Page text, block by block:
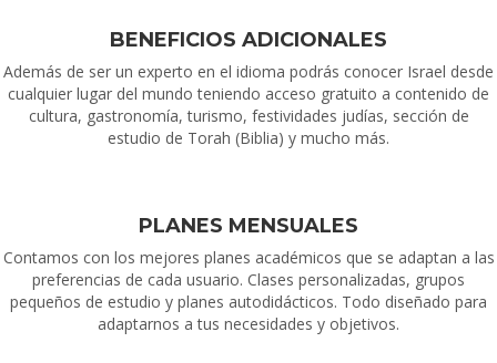
BENEFICIOS ADICIONALES
Además de ser un experto en el idioma podrás conocer Israel desde
cualquier lugar del mundo teniendo acceso gratuito a contenido de
cultura, gastronomía, turismo, festividades judías, sección de
estudio de Torah (Biblia) y mucho más.
PLANES MENSUALES
Contamos con los mejores planes académicos que se adaptan a las
preferencias de cada usuario. Clases personalizadas, grupos
pequeños de estudio y planes autodidácticos. Todo diseñado para
adaptarnos a tus necesidades y objetivos.